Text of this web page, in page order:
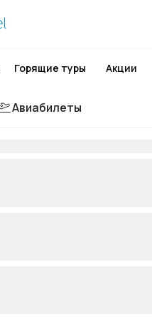
Горящие туры Акции
Авиабилеты